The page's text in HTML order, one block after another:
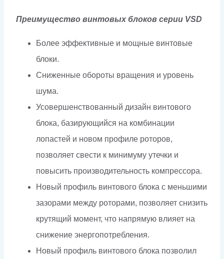
Преимущество винтовых блоков серии VSD
Более эффективные и мощные винтовые
блоки.
Сниженные обороты вращения и уровень
шума.
Усовершенствованный дизайн винтового
блока, базирующийся на комбинации
лопастей и новом профиле роторов,
позволяет свести к минимуму утечки и
повысить производительность компрессора.
Новый профиль винтового блока с меньшими
зазорами между роторами, позволяет снизить
крутящий момент, что напрямую влияет на
снижение энергопотребления.
Новый профиль винтового блока позволил